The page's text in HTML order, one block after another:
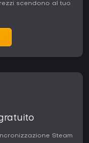
scendono al tuo
Steam